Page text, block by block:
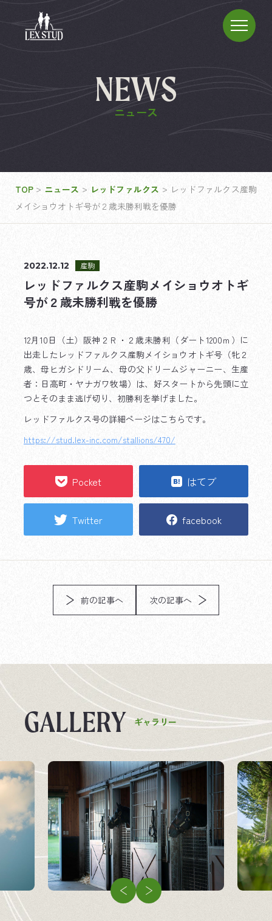
企業情報
競走馬
飼料・馬具
NEWS
ニュース
TOP > ニュース > レッドファルクス > レッドファルクス産駒
メイショウオトギ号が２歳未勝利戦を優勝
2022.12.12 産駒
レッドファルクス産駒メイショウオトギ
号が２歳未勝利戦を優勝
12月10日（土）阪神２Ｒ・２歳未勝利（ダート1200ｍ）に
出走したレッドファルクス産駒メイショウオトギ号（牝２
歳、母ヒガシドリーム、母の父ドリームジャーニー、生産
者：日高町・ヤナガワ牧場）は、好スタートから先頭に立
つとそのまま逃げ切り、初勝利を挙げました。
レッドファルクス号の詳細ページはこちらです。
https://stud.lex-inc.com/stallions/470/
Pocket はてブ
Twitter facebook
前の記事へ 次の記事へ
GALLERY ギャラリー